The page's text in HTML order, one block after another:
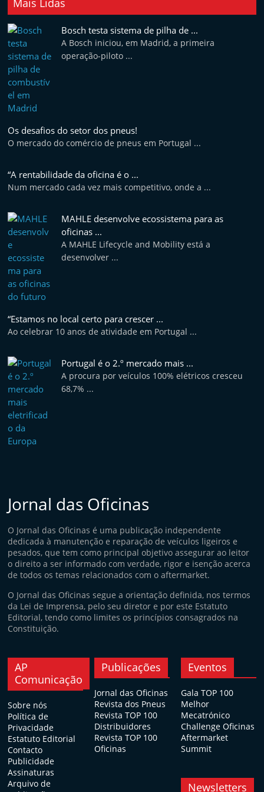
Mais Lidas
Bosch testa sistema de pilha de ...
A Bosch iniciou, em Madrid, a primeira
operação-piloto ...
Os desafios do setor dos pneus!
O mercado do comércio de pneus em Portugal ...
“A rentabilidade da oficina é o ...
Num mercado cada vez mais competitivo, onde a ...
MAHLE desenvolve ecossistema para as
oficinas ...
A MAHLE Lifecycle and Mobility está a
desenvolver ...
“Estamos no local certo para crescer ...
Ao celebrar 10 anos de atividade em Portugal ...
Portugal é o 2.º mercado mais ...
A procura por veículos 100% elétricos cresceu
68,7% ...
Jornal das Oficinas
O Jornal das Oficinas é uma publicação independente
dedicada à manutenção e reparação de veículos ligeiros e
pesados, que tem como principal objetivo assegurar ao leitor
o direito a ser informado com verdade, rigor e isenção acerca
de todos os temas relacionados com o aftermarket.
O Jornal das Oficinas segue a orientação definida, nos termos
da Lei de Imprensa, pelo seu diretor e por este Estatuto
Editorial, tendo como limites os princípios consagrados na
Constituição.
AP
Comunicação
Sobre nós
Política de
Privacidade
Estatuto Editorial
Contacto
Publicidade
Assinaturas
Arquivo de
Publicações
Jornal das Oficinas
Revista dos Pneus
Revista TOP 100
Distribuidores
Revista TOP 100
Oficinas
Eventos
Gala TOP 100
Melhor
Mecatrónico
Challenge Oficinas
Aftermarket
Summit
Newsletters